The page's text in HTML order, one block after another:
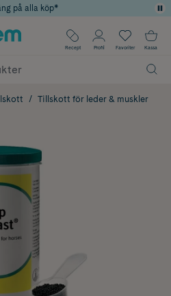
2025 inom Skönhet
för 20% över 649kr
& hudterapeuter
på alla köp*
Recept Profil Favoriter Kassa
Tillskott för leder & muskler